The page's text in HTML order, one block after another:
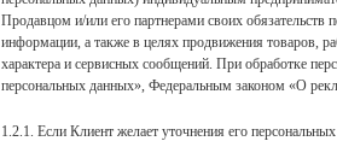
Продавцом и/или его партнерами своих обязательств
информации, а также в целях продвижения товаров,
характера и сервисных сообщений. При обработке
персональных данных», Федеральным законом «О
1.2.1. Если Клиент желает уточнения его